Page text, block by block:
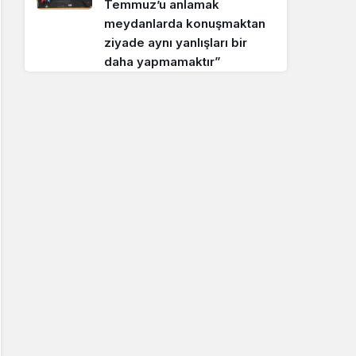
Temmuz’u anlamak
meydanlarda konuşmaktan
ziyade aynı yanlışları bir
daha yapmamaktır”